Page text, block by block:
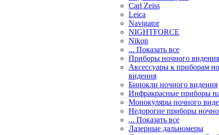
Carl Zeiss
Leica
Navigator
NIGHTFORCE
Nikon
... Показать все
Приборы ночного видения
Аксессуары к приборам
видения
Бинокли ночного видения
Инфракрасные приборы
Монокуляры ночного
Недорогие приборы
... Показать все
Лазерные дальномеры